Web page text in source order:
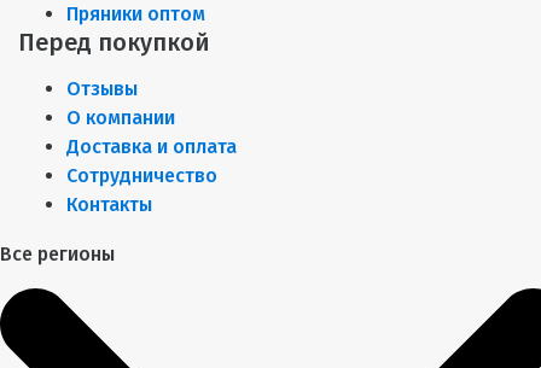
Пряники оптом
Перед покупкой
Отзывы
О компании
Доставка и оплата
Сотрудничество
Контакты
Все регионы